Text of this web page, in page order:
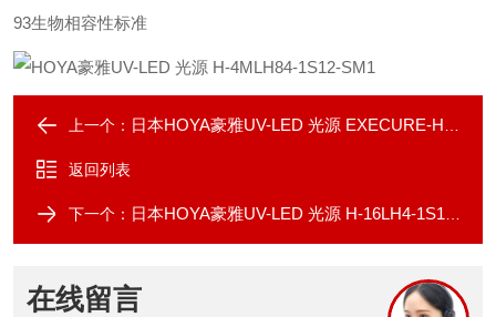
93生物相容性标准
上一个： 日本HOYA豪雅UV-LED 光源 EXECURE-H-MVC
返回列表
下一个： 日本HOYA豪雅UV-LED 光源 H-16LH4-1S15-SM2
在线留言